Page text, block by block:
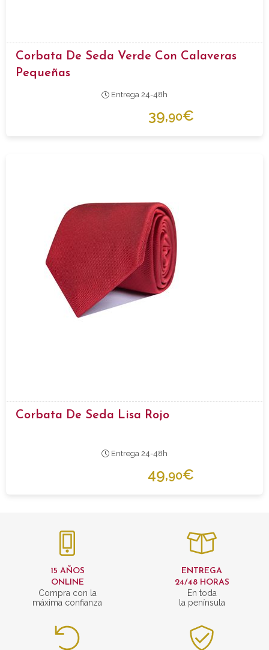
Corbata De Seda Verde Con Calaveras
Pequeñas
Entrega 24-48h
39,90€
Corbata De Seda Lisa Rojo
Entrega 24-48h
49,90€
15 AÑOS
ONLINE
Compra con la
máxima confianza
ENTREGA
24/48 HORAS
En toda
la península